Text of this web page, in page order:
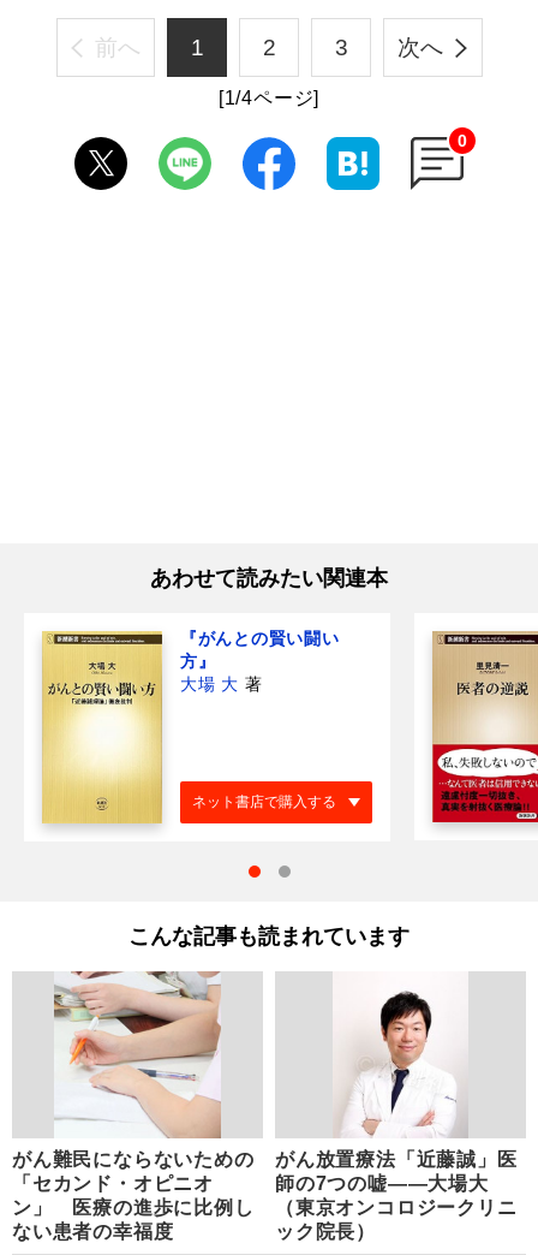
前へ 1 2 3 次へ
[1/4ページ]
0
あわせて読みたい関連本
『がんとの賢い闘い
方』
大場 大 著
ネット書店で購入する
こんな記事も読まれています
がん難民にならないための
「セカンド・オピニオ
ン」 医療の進歩に比例し
ない患者の幸福度
がん放置療法「近藤誠」医
師の7つの嘘――大場大
（東京オンコロジークリニ
ック院長）